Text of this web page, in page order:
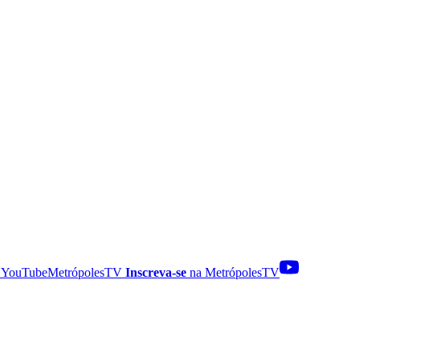
YouTubeMetrópolesTV Inscreva-se na MetrópolesTV